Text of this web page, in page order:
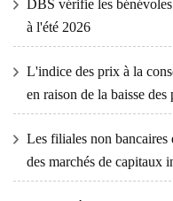
DBS vérifie les
à l'été 2026
L'indice des prix à la
en raison de la baisse des
Les filiales non bancaires
des marchés de capitaux